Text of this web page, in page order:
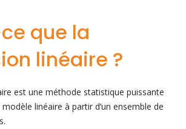
que la
linéaire ?
est une méthode statistique puissante
linéaire à partir d’un ensemble de